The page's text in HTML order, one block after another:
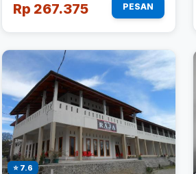
Rp 267.375 PESAN
⭐ 7.6